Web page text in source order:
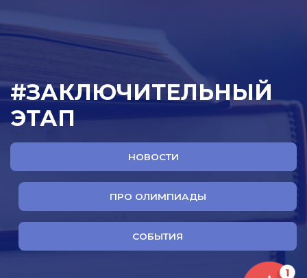
#ЗАКЛЮЧИТЕЛЬНЫЙ
ЭТАП
НОВОСТИ
ПРО ОЛИМПИАДЫ
СОБЫТИЯ